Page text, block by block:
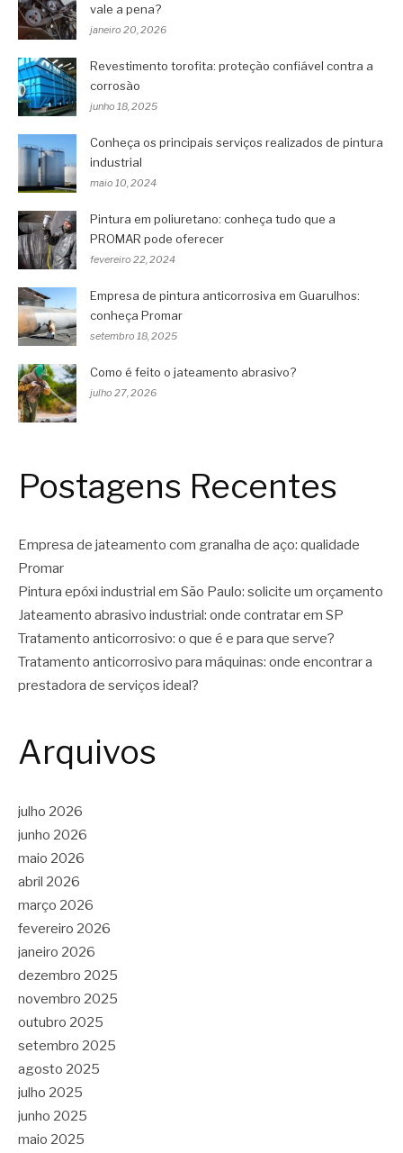
vale a pena?
janeiro 20, 2026
Revestimento torofita: proteção confiável contra a
corrosão
junho 18, 2025
Conheça os principais serviços realizados de pintura
industrial
maio 10, 2024
Pintura em poliuretano: conheça tudo que a
PROMAR pode oferecer
fevereiro 22, 2024
Empresa de pintura anticorrosiva em Guarulhos:
conheça Promar
setembro 18, 2025
Como é feito o jateamento abrasivo?
julho 27, 2026
Postagens Recentes
Empresa de jateamento com granalha de aço: qualidade
Promar
Pintura epóxi industrial em São Paulo: solicite um orçamento
Jateamento abrasivo industrial: onde contratar em SP
Tratamento anticorrosivo: o que é e para que serve?
Tratamento anticorrosivo para máquinas: onde encontrar a
prestadora de serviços ideal?
Arquivos
julho 2026
junho 2026
maio 2026
abril 2026
março 2026
fevereiro 2026
janeiro 2026
dezembro 2025
novembro 2025
outubro 2025
setembro 2025
agosto 2025
julho 2025
junho 2025
maio 2025